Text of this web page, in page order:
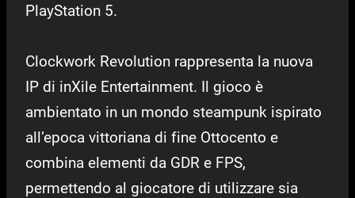
PlayStation 5.
Clockwork Revolution rappresenta la nuova
IP di inXile Entertainment. Il gioco è
ambientato in un mondo steampunk ispirato
all’epoca vittoriana di fine Ottocento e
combina elementi da GDR e FPS,
permettendo al giocatore di utilizzare sia